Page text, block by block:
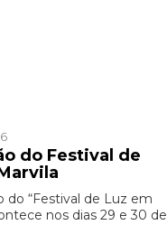
do Festival de
do “Festival de Luz em
nos dias 29 e 30 de